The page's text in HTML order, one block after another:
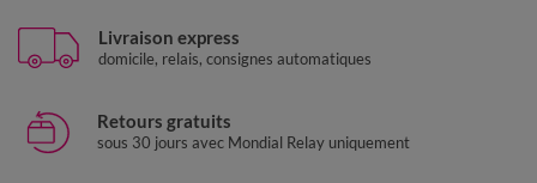
Livraison express
domicile, relais, consignes automatiques
Retours gratuits
sous 30 jours avec Mondial Relay uniquement